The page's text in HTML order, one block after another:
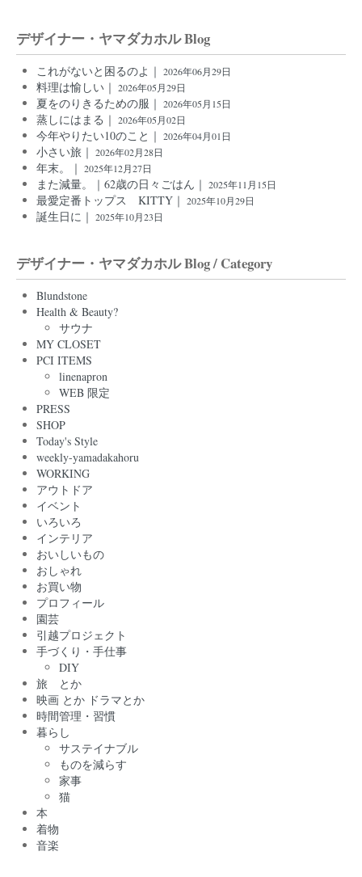
デザイナー・ヤマダカホル Blog
これがないと困るのよ｜ 2026年06月29日
料理は愉しい｜ 2026年05月29日
夏をのりきるための服｜ 2026年05月15日
蒸しにはまる｜ 2026年05月02日
今年やりたい10のこと｜ 2026年04月01日
小さい旅｜ 2026年02月28日
年末。｜ 2025年12月27日
また減量。｜62歳の日々ごはん｜ 2025年11月15日
最愛定番トップス KITTY｜ 2025年10月29日
誕生日に｜ 2025年10月23日
デザイナー・ヤマダカホル Blog / Category
Blundstone
Health & Beauty?
サウナ
MY CLOSET
PCI ITEMS
linenapron
WEB 限定
PRESS
SHOP
Today's Style
weekly-yamadakahoru
WORKING
アウトドア
イベント
いろいろ
インテリア
おいしいもの
おしゃれ
お買い物
プロフィール
園芸
引越プロジェクト
手づくり・手仕事
DIY
旅 とか
映画 とか ドラマとか
時間管理・習慣
暮らし
サステイナブル
ものを減らす
家事
猫
本
着物
音楽